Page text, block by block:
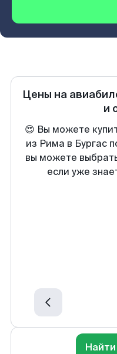
Цены на
и
😍 Вы можете
из Рима в Бургас
вы можете
если уже